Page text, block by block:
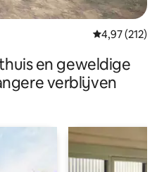
Gemiddelde
4,97 (212)
en geweldige
verblijven